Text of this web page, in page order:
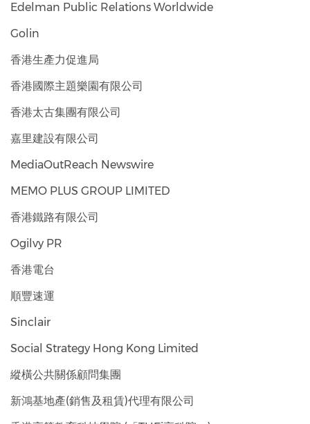
Edelman Public Relations Worldwide
Golin
香港生產力促進局
香港國際主題樂園有限公司
香港太古集團有限公司
嘉里建設有限公司
MediaOutReach Newswire
MEMO PLUS GROUP LIMITED
香港鐵路有限公司
Ogilvy PR
香港電台
順豐速運
Sinclair
Social Strategy Hong Kong Limited
縱橫公共關係顧問集團
新鴻基地產(銷售及租賃)代理有限公司